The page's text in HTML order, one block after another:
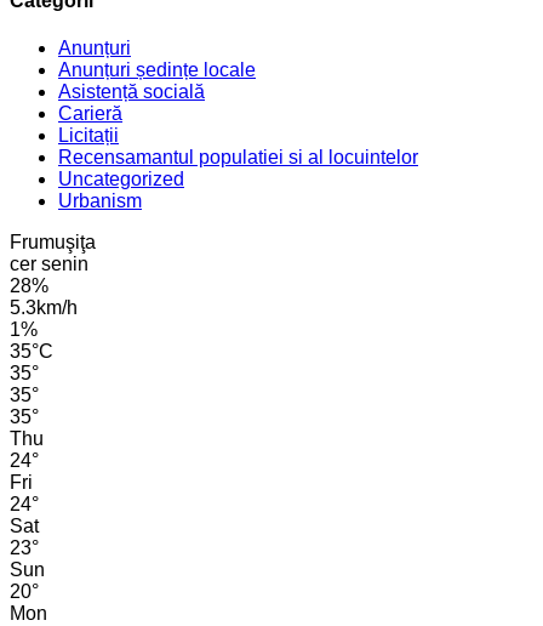
Anunțuri
Anunțuri ședințe locale
Asistență socială
Carieră
Licitații
Recensamantul populatiei si al locuintelor
Uncategorized
Urbanism
Frumuşiţa
cer senin
28%
5.3km/h
1%
35°C
35°
35°
35°
Thu
24°
Fri
24°
Sat
23°
Sun
20°
Mon